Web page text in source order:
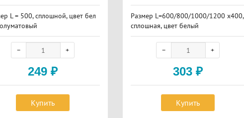
L = 500, сплошной, цвет бел
249 ₽
Купить
Размер L=600/800/1000/1200 х400,
сплошная, цвет белый
303₽
Купить